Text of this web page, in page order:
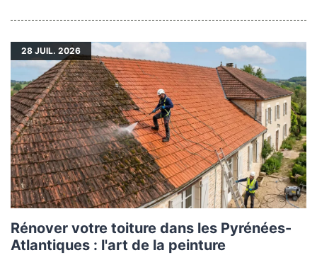
28 JUIL. 2026
Rénover votre toiture dans les Pyrénées-
Atlantiques : l'art de la peinture